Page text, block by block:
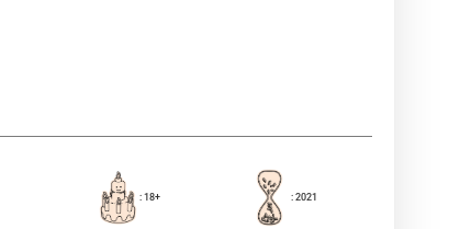
: 18+ : 2021